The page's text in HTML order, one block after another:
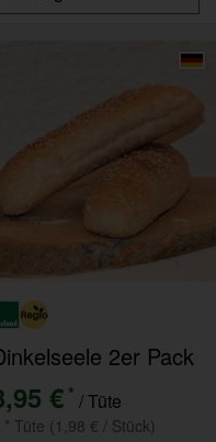
2er Pack
€ * / Tüte
* Tüte (1,98 € / Stück)